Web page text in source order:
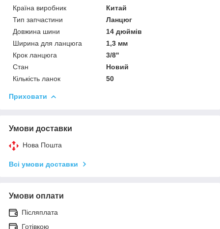
Країна виробник
Китай
Тип запчастини
Ланцюг
Довжина шини
14 дюймів
Ширина для ланцюга
1,3 мм
Крок ланцюга
3/8''
Стан
Новий
Кількість ланок
50
Приховати
Умови доставки
Нова Пошта
Всі умови доставки
Умови оплати
Післяплата
Готівкою